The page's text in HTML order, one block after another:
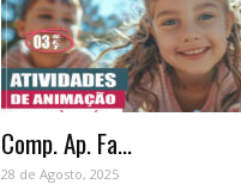
Comp. Ap. Fa...
28 de Agosto, 2025